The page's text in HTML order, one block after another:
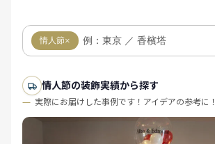
情人節×
情人節の装飾実績から探す
実際にお届けした事例です！アイデアの参考に！